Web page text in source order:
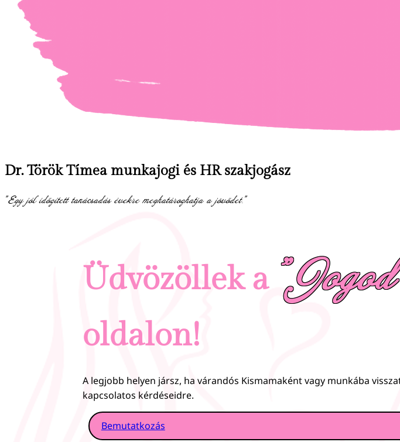
Dr. Török Tímea munkajogi és HR szakjogász
"Egy jól időzített tanácsadás évekre meghatározhatja a jövődet."
Üdvözöllek a
oldalon!
A legjobb helyen jársz, ha várandós Kismamaként vagy munkába
kapcsolatos kérdéseidre.
Bemutatkozás